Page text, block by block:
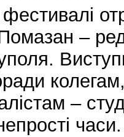
–
–
часи.